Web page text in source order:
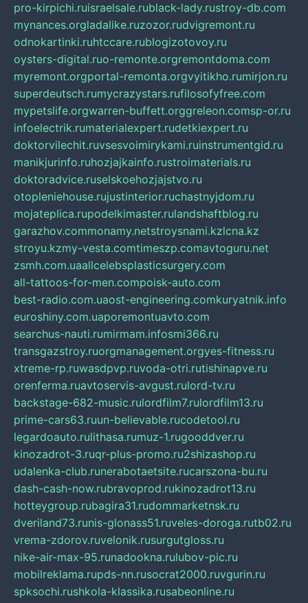
pro-kirpichi.ruisraelsale.rublack-lady.rustroy-db.com
mynances.orgladalike.ruzozor.rudvigremont.ru
odnokartinki.ruhtccare.rublogizotovoy.ru
oysters-digital.ruo-remonte.orgremontdoma.com
myremont.orgportal-remonta.orgvyitikho.rumirjon.ru
superdeutsch.rumycrazystars.rufilosofyfree.com
mypetslife.orgwarren-buffett.orggreleon.comsp-or.ru
infoelectrik.rumaterialexpert.rudetkiexpert.ru
doktorvilechit.ruvsesvoimirykami.ruinstrumentgid.ru
manikjurinfo.ruhozjajkainfo.rustroimaterials.ru
doktoradvice.ruselskoehozjajstvo.ru
otopleniehouse.rujustinterior.ruchastnyjdom.ru
mojateplica.rupodelkimaster.rulandshaftblog.ru
garazhov.commonamy.netstroysnami.kzlcna.kz
stroyu.kzmy-vesta.comtimeszp.comavtoguru.net
zsmh.com.uaallcelebsplasticsurgery.com
all-tattoos-for-men.compoisk-auto.com
best-radio.com.uaost-engineering.comkuryatnik.info
euroshiny.com.uaporemontuavto.com
searchus-nauti.rumirmam.infosmi366.ru
transgazstroy.ruorgmanagement.orgyes-fitness.ru
xtreme-rp.ruwasdpvp.ruvoda-otri.rutishinapve.ru
orenferma.ruavtoservis-avgust.rulord-tv.ru
backstage-682-music.rulordfilm7.rulordfilm13.ru
prime-cars63.ruun-believable.rucodetool.ru
legardoauto.rulithasa.rumuz-1.rugooddver.ru
kinozadrot-3.ruqr-plus-promo.ru2shizashop.ru
udalenka-club.runerabotaetsite.rucarszona-bu.ru
dash-cash-now.rubravoprod.rukinozadrot13.ru
hotteygroup.rubagira31.rudommarketnsk.ru
dveriland73.runis-glonass51.ruveles-doroga.rutb02.ru
vrema-zdorov.ruvelonik.rusurgutgloss.ru
nike-air-max-95.runadookna.rulubov-pic.ru
mobilreklama.rupds-nn.rusocrat2000.ruvgurin.ru
spksochi.rushkola-klassika.rusabeonline.ru